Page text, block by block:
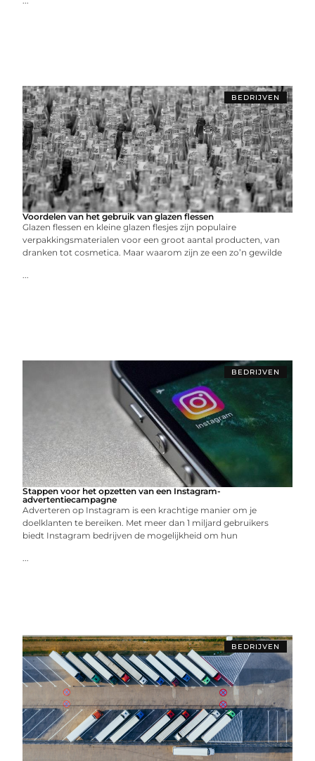
BEDRIJVEN
Voordelen van het gebruik van glazen flessen
Glazen flessen en kleine glazen flesjes zijn populaire
verpakkingsmaterialen voor een groot aantal producten, van
dranken tot cosmetica. Maar waarom zijn ze een zo’n gewilde
...
BEDRIJVEN
Stappen voor het opzetten van een Instagram-
advertentiecampagne
Adverteren op Instagram is een krachtige manier om je
doelklanten te bereiken. Met meer dan 1 miljard gebruikers
biedt Instagram bedrijven de mogelijkheid om hun
...
BEDRIJVEN